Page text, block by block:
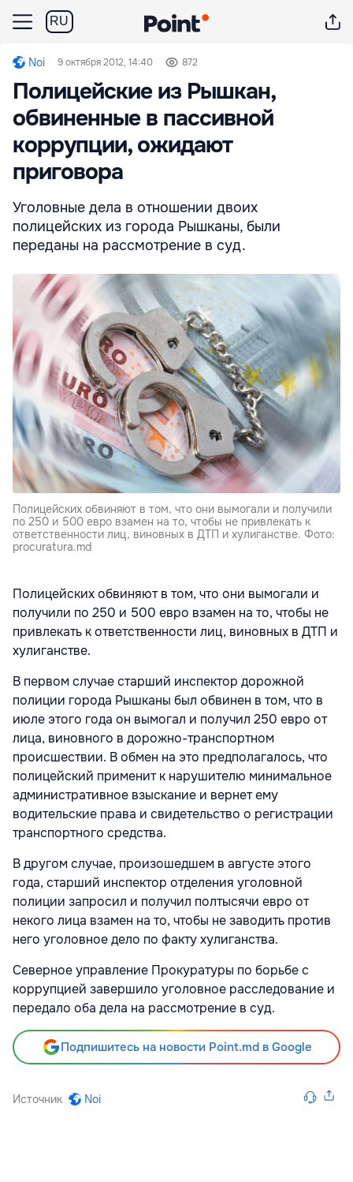
RU
Noi 9 октября 2012, 14:40 872
Полицейские из Рышкан,
обвиненные в пассивной
коррупции, ожидают
приговора
Уголовные дела в отношении двоих
полицейских из города Рышканы, были
переданы на рассмотрение в суд.
Полицейских обвиняют в том, что они вымогали и получили
по 250 и 500 евро взамен на то, чтобы не привлекать к
ответственности лиц, виновных в ДТП и хулиганстве. Фото:
procuratura.md
Полицейских обвиняют в том, что они вымогали и
получили по 250 и 500 евро взамен на то, чтобы не
привлекать к ответственности лиц, виновных в ДТП и
хулиганстве.
В первом случае старший инспектор дорожной
полиции города Рышканы был обвинен в том, что в
июле этого года он вымогал и получил 250 евро от
лица, виновного в дорожно-транспортном
происшествии. В обмен на это предполагалось, что
полицейский применит к нарушителю минимальное
административное взыскание и вернет ему
водительские права и свидетельство о регистрации
транспортного средства.
В другом случае, произошедшем в августе этого
года, старший инспектор отделения уголовной
полиции запросил и получил полтысячи евро от
некого лица взамен на то, чтобы не заводить против
него уголовное дело по факту хулиганства.
Северное управление Прокуратуры по борьбе с
коррупцией завершило уголовное расследование и
передало оба дела на рассмотрение в суд.
Подпишитесь на новости Point.md в Google
Источник Noi